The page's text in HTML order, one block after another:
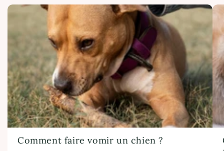
Comment faire vomir un chien ?